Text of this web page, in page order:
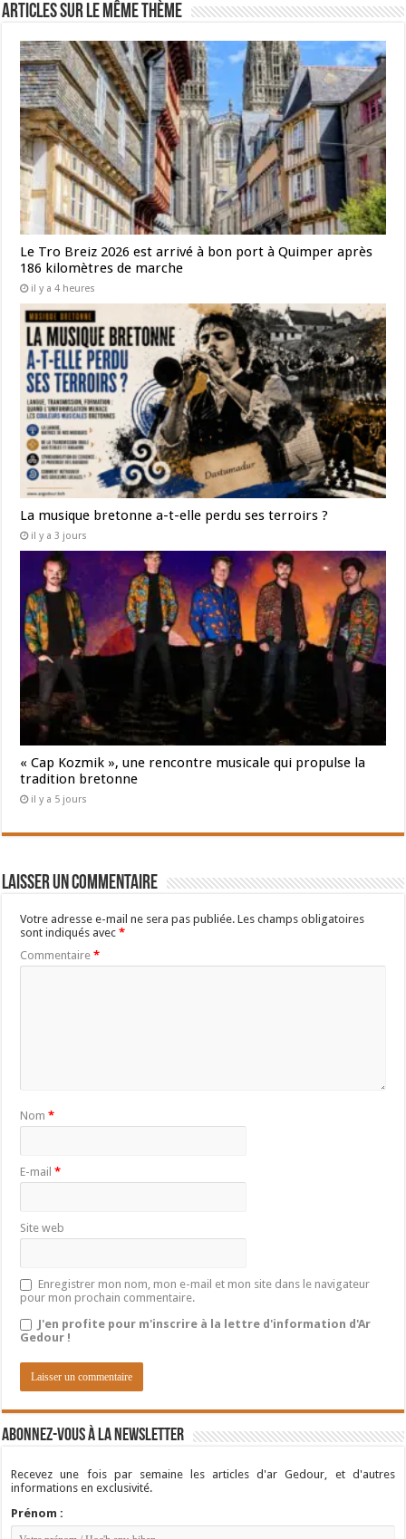
Articles sur le même thème
Le Tro Breiz 2026 est arrivé à bon port à Quimper après
186 kilomètres de marche
il y a 4 heures
La musique bretonne a-t-elle perdu ses terroirs ?
il y a 3 jours
« Cap Kozmik », une rencontre musicale qui propulse la
tradition bretonne
il y a 5 jours
Laisser un commentaire
Votre adresse e-mail ne sera pas publiée. Les champs obligatoires
sont indiqués avec*
Commentaire*
Nom*
E-mail*
Site web
Enregistrer mon nom, mon e-mail et mon site dans le navigateur
pour mon prochain commentaire.
J'en profite pour m'inscrire à la lettre d'information d'Ar
Gedour !
Abonnez-vous à la newsletter
Recevez une fois par semaine les articles d'ar Gedour, et d'autres
informations en exclusivité.
Prénom :